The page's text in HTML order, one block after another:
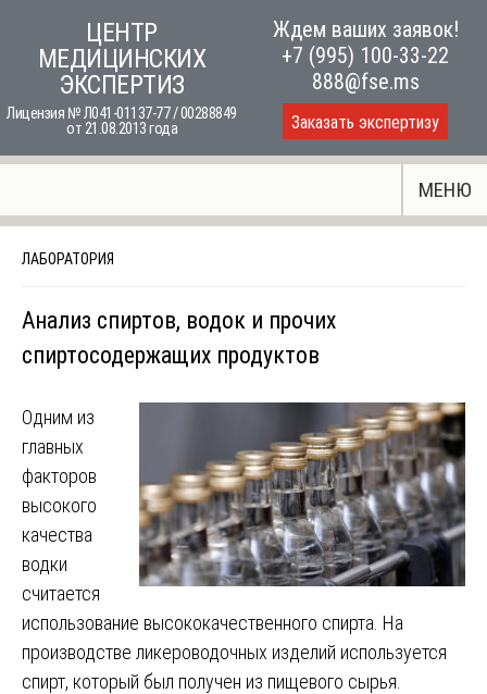
content
ЦЕНТР
МЕДИЦИНСКИХ
ЭКСПЕРТИЗ
Лицензия № Л041-01137-77 / 00288849
от 21.08.2013 года
Ждем ваших заявок!
+7 (995) 100-33-22
888@fse.ms
Заказать экспертизу
МЕНЮ
ЛАБОРАТОРИЯ
Анализ спиртов, водок и прочих
спиртосодержащих продуктов
Одним из
главных
факторов
высокого
качества
водки
считается
использование высококачественного спирта. На
производстве ликероводочных изделий используется
спирт, который был получен из пищевого сырья.